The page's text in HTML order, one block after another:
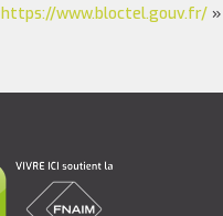
https://www.bloctel.gouv.fr/ »